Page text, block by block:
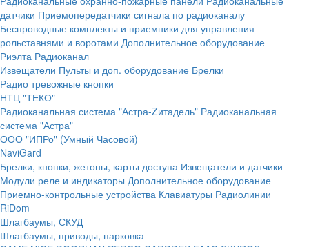
датчики Приемопередатчики сигнала по радиоканалу
Беспроводные комплекты и приемники для управления
рольставнями и воротами Дополнительное оборудование
Риэлта Радиоканал
Извещатели Пульты и доп. оборудование Брелки
Радио тревожные кнопки
НТЦ "ТЕКО"
Радиоканальная система "Астра-Zитадель" Радиоканальная
система "Астра"
ООО "ИПРо" (Умный Часовой)
NaviGard
Брелки, кнопки, жетоны, карты доступа Извещатели и датчики
Модули реле и индикаторы Дополнительное оборудование
Приемно-контрольные устройства Клавиатуры Радиолинии
RiDom
Шлагбаумы, СКУД
Шлагбаумы, приводы, парковка